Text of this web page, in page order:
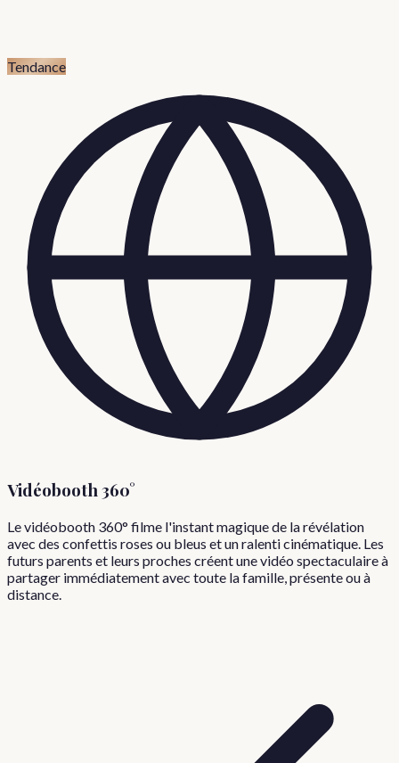
Tendance
Vidéobooth 360°
Le vidéobooth 360° filme l'instant magique de la révélation
avec des confettis roses ou bleus et un ralenti cinématique. Les
futurs parents et leurs proches créent une vidéo spectaculaire à
partager immédiatement avec toute la famille, présente ou à
distance.